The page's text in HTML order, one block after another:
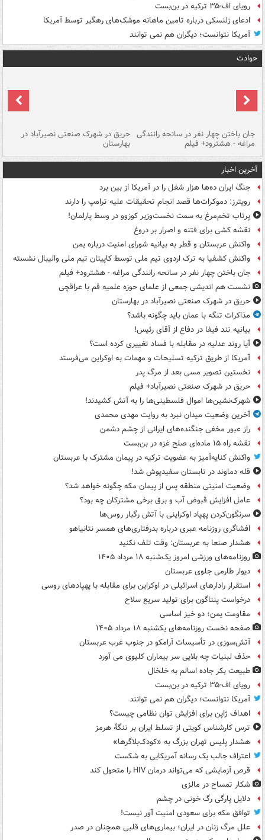
رویای اف-۳۵ ترکیه در بن‌بست
ادعای زلنسکی درباره تامین ماهانه موشک‌های رهگیر توسط آمریکا
آمریکا نتوانست؛ دیگران هم نمی توانند
حوادث
جان باختن چهار نفر در سانحه رانندگی
مراغه - هشترود+ فیلم
حریق در شهرک صنعتی نصیرآباد در
بهارستان
آخرین اخبار
جنگ ایران ده‌ها هزار شغل را در آمریکا از بین برد
رویترز: دموکرات‌ها قصد انجام تحقیقات علیه ترامپ را دارند
پرتاب تخم‌مرغ به سمت نخست‌وزیر کوزوو در وسط پارلمان!
نقشه کشی برای فتنه و اصرار بر دروغ
واکنش عربستان و قطر به بیانیه شورای امنیت درباره یمن
واکنش کشفیا به ترک اردوی تیم ملی توسط کاپیتان تیم ملی والیبال نشسته
جان باختن چهار نفر در سانحه رانندگی مراغه - هشترود+ فیلم
نشست هم اندیشی جمعی از علمای حوزه علمیه قم با عراقچی
حریق در شهرک صنعتی نصیرآباد در بهارستان
مذاکرات تنگه با عمان باید چگونه باشد؟
بیانیه تند فیفا در دفاع از آقای رئیس!
آیا روند عدلیه در مقابله با فساد تغییری کرده است؟
آمریکا از طریق ترکیه تسلیحات و مهمات به اوکراین می‌فرستد
نخستین تصویر مسی بعد از مرگ پدر
حریق در شهرک صنعتی نصیرآباد+ فیلم
شهرک‌نشین‌ها اموال فلسطینی‌ها را به آتش کشیدند!
آخرین وضعیت میدان نبرد به روایت مهدی محمدی
راز عبور مخفی جنگنده‌های ایرانی از چشم دشمن
نقشه راه ۱۵ ماده‌ای صلح غزه در بن‌بست
واکنش کنایه‌آمیز به عضویت ترکیه در پیمان مشترک با عربستان
قله دماوند در تابستان سفیدپوش شد!
وضعیت امنیتی منطقه پس از پیمان مکه چگونه خواهد شد؟
عامل افزایش قبوض آب و برق برخی مشترکان چه بود؟
سرنگون‌کردن پهپاد اوکراینی با آتش رگبار روس‌ها
افشاگری روزنامه عبری درباره بدرفتاری‌های همسر نتانیاهو
هشدار صنعا به عربستان: وقت تلف نکنید
روزنامه‌های ورزشی امروز یک‌شنبه ۱۸ مرداد ۱۴۰۵
دیوار طارمی جلوی عربستان
استقرار رادارهای اسرائیلی در اوکراین برای مقابله با پهپادهای روسی
درخواست پنتاگون برای تولید سریع سلاح
مقاومت یمن؛ دو خیز اساسی
صفحه نخست روزنامه‌های یکشنبه ۱۸ مرداد ۱۴۰۵
آتش‌سوزی در تأسیسات آرامکو در جنوب غرب عربستان
حذف لبنیات چه بلایی سر بیماران کلیوی می آورد
طبیعت بکر جاده اسالم به خلخال
رویای اف-۳۵ ترکیه در بن‌بست
آمریکا نتوانست؛ دیگران هم نمی توانند
اهداف ژاپن برای افزایش توان نظامی چیست؟
ترس کارشناس کویتی از تسلط ایران بر تنگۀ هرمز
هشدار پلیس تهران بزرگ به «کودک‌بلاگرها»
اعتراف جالب یک رسانه آمریکایی به شکست
قرص آزمایشی که می‌تواند درمان HIV را متحول کند
شکار تمساح در مالزی
دلایل پارگی رگ خونی در چشم
توافق مکه برای سعودی امنیت آور نیست!
علل مرگ زنان در ایران؛ بیماری‌های قلبی همچنان در صدر